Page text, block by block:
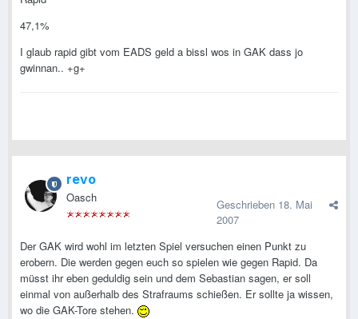
47,1%
I glaub rapid gibt vom EADS geld a bissl wos in GAK dass jo
gwinnan.. +g+
revo
Oasch Geschrieben 18. Mai
2007
Der GAK wird wohl im letzten Spiel versuchen einen Punkt zu
erobern. Die werden gegen euch so spielen wie gegen Rapid. Da
müsst ihr eben geduldig sein und dem Sebastian sagen, er soll
einmal von außerhalb des Strafraums schießen. Er sollte ja wissen,
wo die GAK-Tore stehen.